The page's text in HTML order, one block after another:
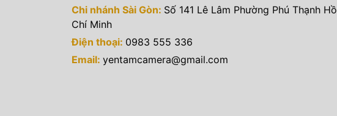
Chi nhánh Sài Gòn: Số 141 Lê Lâm Phường Phú Thạnh Hồ
Chí Minh
Điện thoại: 0983 555 336
Email: yentamcamera@gmail.com